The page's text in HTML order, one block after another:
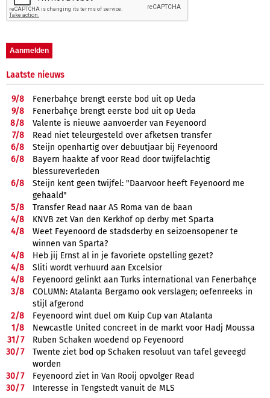
Laatste nieuws
9/8
Fenerbahçe brengt eerste bod uit op Ueda
9/8
Fenerbahçe brengt eerste bod uit op Ueda
8/8
Valente is nieuwe aanvoerder van Feyenoord
7/8
Read niet teleurgesteld over afketsen transfer
6/8
Steijn openhartig over debuutjaar bij Feyenoord
6/8
Bayern haakte af voor Read door twijfelachtig
blessureverleden
6/8
Steijn kent geen twijfel: "Daarvoor heeft Feyenoord me
gehaald"
5/8
Transfer Read naar AS Roma van de baan
4/8
KNVB zet Van den Kerkhof op derby met Sparta
4/8
Weet Feyenoord de stadsderby en seizoensopener te
winnen van Sparta?
4/8
Heb jij Ernst al in je favoriete opstelling gezet?
4/8
Sliti wordt verhuurd aan Excelsior
4/8
Feyenoord gelinkt aan Turks international van Fenerbahçe
3/8
COLUMN: Atalanta Bergamo ook verslagen; oefenreeks in
stijl afgerond
2/8
Feyenoord wint duel om Kuip Cup van Atalanta
1/8
Newcastle United concreet in de markt voor Hadj Moussa
31/7
Ruben Schaken woedend op Feyenoord
30/7
Twente ziet bod op Schaken resoluut van tafel geveegd
worden
30/7
Feyenoord ziet in Van Rooij opvolger Read
30/7 Interesse in Tengstedt vanuit de MLS